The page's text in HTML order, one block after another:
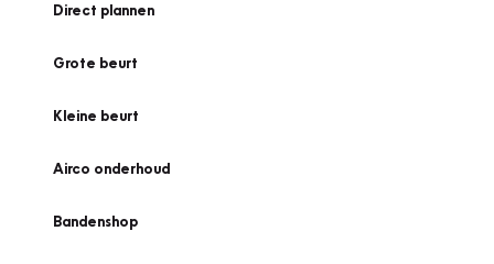
Direct plannen
Grote beurt
Kleine beurt
Airco onderhoud
Bandenshop